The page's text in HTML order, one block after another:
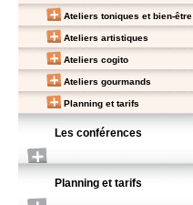
Ateliers toniques et bien-être
Ateliers artistiques
Ateliers cogito
Ateliers gourmands
Planning et tarifs
Les conférences
Planning et tarifs